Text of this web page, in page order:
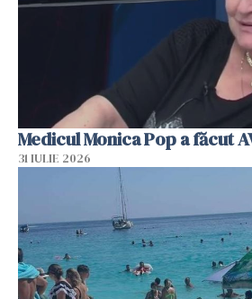
Medicul Monica Pop a făcut
31 IULIE 2026